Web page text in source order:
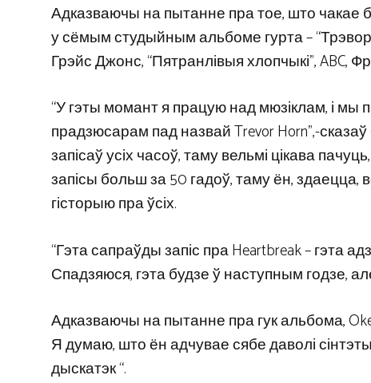
Адказваючы на ​​пытанне пра тое, што чакае
у сёмым студыйным альбоме гурта –
Грэйс Джонс, “Пятранлівыя хлопчыкі”, ABC,
“У гэты момант я працую над мюзіклам, і мы
прадзюсарам пад назвай Trevor Horn”,-
запісаў усіх часоў, таму вельмі цікава
запісы больш за 50 гадоў, таму ён, здаецца,
гісторыю пра ўсіх.
“Гэта сапраўды запіс пра Heartbreak – гэта
Спадзяюся, гэта будзе ў наступным годзе,
Адказваючы на ​​пытанне пра гук альбома,
Я думаю, што ён адчувае сябе даволі
дыскатэк “.